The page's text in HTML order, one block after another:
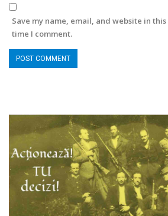
Save my name, email, and website in
time I comment.